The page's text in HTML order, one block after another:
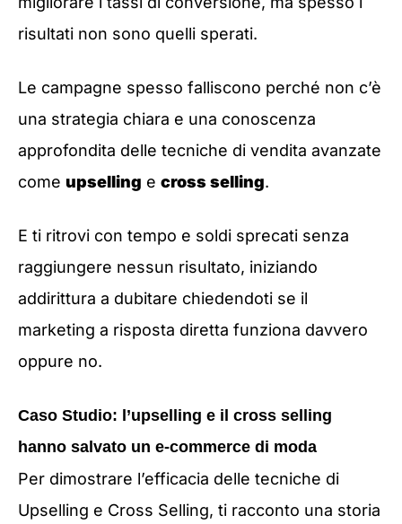
risultati non sono quelli sperati.
Le campagne spesso falliscono perché non c’è
una strategia chiara e una conoscenza
approfondita delle tecniche di vendita avanzate
come upselling e cross selling.
E ti ritrovi con tempo e soldi sprecati senza
raggiungere nessun risultato, iniziando
addirittura a dubitare chiedendoti se il
marketing a risposta diretta funziona davvero
oppure no.
Caso Studio: l’upselling e il cross selling
hanno salvato un e-commerce di moda
Per dimostrare l’efficacia delle tecniche di
Upselling e Cross Selling, ti racconto una storia